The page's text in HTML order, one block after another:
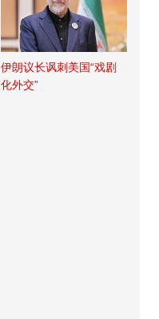
伊朗议长讽刺美国“戏剧
化外交”